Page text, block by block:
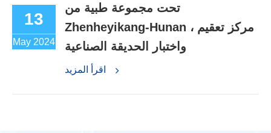
13
May 2024
تحت مجموعة طبية من
Zhenheyikang-Hunan ، مركز تعقيم
واختبار الحديقة الصناعية